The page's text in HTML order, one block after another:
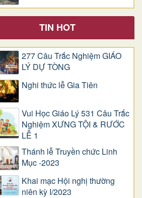
TIN HOT
277 Câu Trắc Nghiệm GIÁO
LÝ DỰ TÒNG
Nghi thức lễ Gia Tiên
Vui Học Giáo Lý 531 Câu Trắc
Nghiệm XƯNG TỘI & RƯỚC
LỄ 1
Thánh lễ Truyền chức Linh
Mục -2023
Khai mạc Hội nghị thường
niên kỳ I/2023